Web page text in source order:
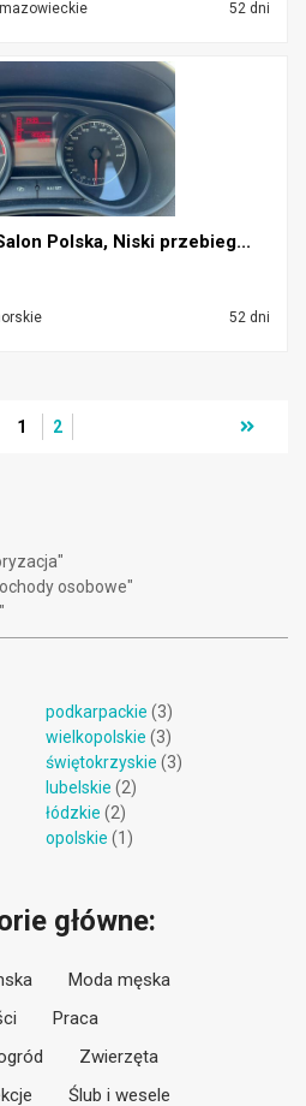
52 dni
Polska, Niski przebieg...
52 dni
1 2
osobowe"
podkarpackie (3)
wielkopolskie (3)
świętokrzyskie (3)
lubelskie (2)
łódzkie (2)
opolskie (1)
główne:
Moda męska
Praca
Zwierzęta
Ślub i wesele